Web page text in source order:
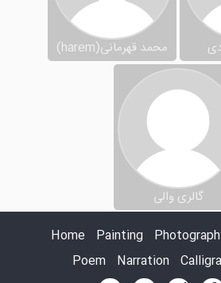
محمد قهرمانی(harem)
گالری والی
Home
Painting
Poem
Narration